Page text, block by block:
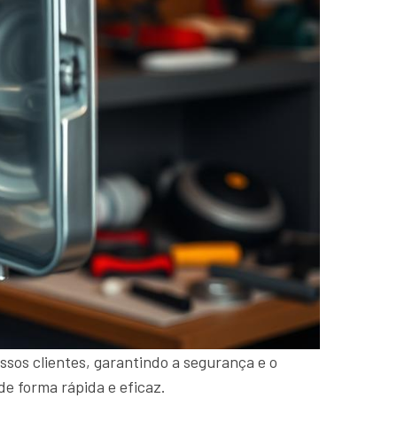
clientes, garantindo a segurança e o
forma rápida e eficaz.